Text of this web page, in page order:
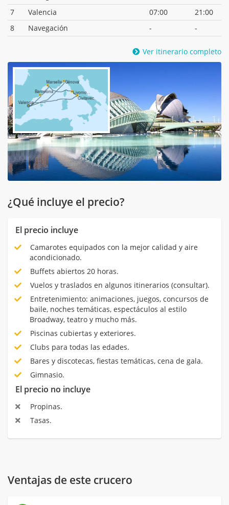
7
Valencia 07:00
21:00
8
Navegación - -
Ver itinerario completo
¿Qué incluye el precio?
El precio incluye
Camarotes equipados con la mejor calidad y aire
acondicionado.
Buffets abiertos 20 horas.
Vuelos y traslados en algunos itinerarios (consultar).
Entretenimiento: animaciones, juegos, concursos de
baile, noches temáticas, espectáculos al estilo
Broadway, teatro y mucho más.
Piscinas cubiertas y exteriores.
Clubs para todas las edades.
Bares y discotecas, fiestas temáticas, cena de gala.
Gimnasio.
El precio no incluye
Propinas.
Tasas.
Ventajas de este crucero